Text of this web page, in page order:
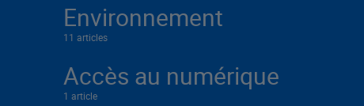
Environnement
11 articles
Accès au numérique
1 article